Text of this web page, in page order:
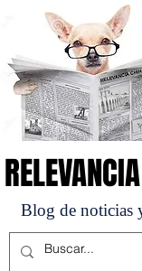
Blog de noticias